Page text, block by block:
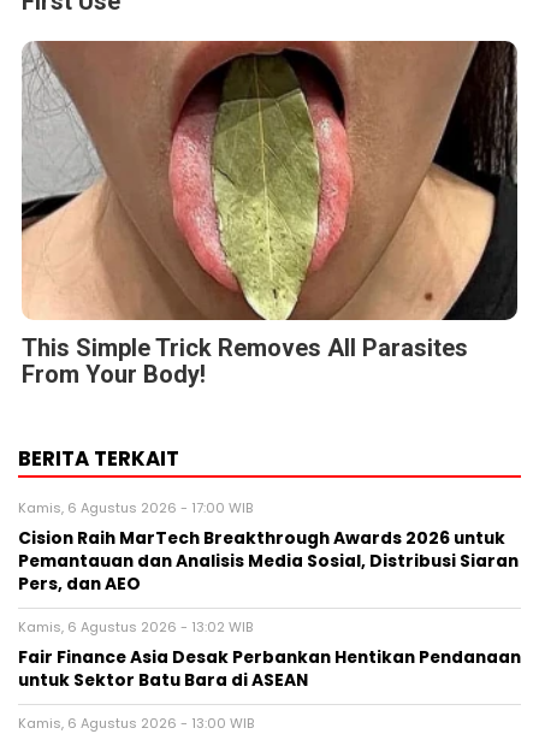
This Simple Trick Removes All Parasites
From Your Body!
BERITA TERKAIT
Kamis, 6 Agustus 2026 - 17:00 WIB
Cision Raih MarTech Breakthrough Awards 2026 untuk
Pemantauan dan Analisis Media Sosial, Distribusi Siaran
Pers, dan AEO
Kamis, 6 Agustus 2026 - 13:02 WIB
Fair Finance Asia Desak Perbankan Hentikan Pendanaan
untuk Sektor Batu Bara di ASEAN
Kamis, 6 Agustus 2026 - 13:00 WIB